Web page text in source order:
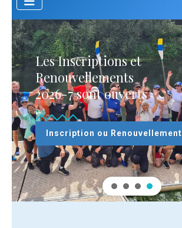
Les Inscriptions et
Renouvellements
2026-7 sont ouverts
Inscription ou Renouvellement